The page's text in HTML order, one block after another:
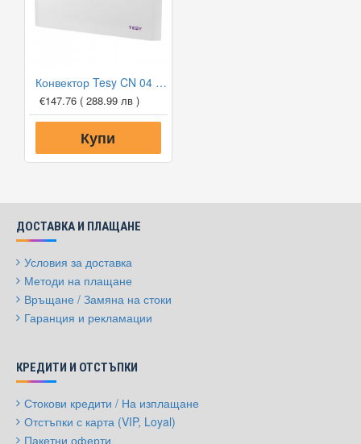
Конвектор Tesy CN 04 200 EIS W, 2000W, Електронен термостат
€147.76 ( 288.99 лв )
Купи
ДОСТАВКА И ПЛАЩАНЕ
Условия за доставка
Методи на плащане
Връщане / Замяна на стоки
Гаранция и рекламации
КРЕДИТИ И ОТСТЪПКИ
Стокови кредити / На изплащане
Отстъпки с карта (VIP, Loyal)
Пакетни оферти